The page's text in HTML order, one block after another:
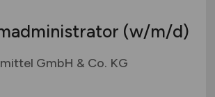
(w/m/d)
GmbH & Co. KG